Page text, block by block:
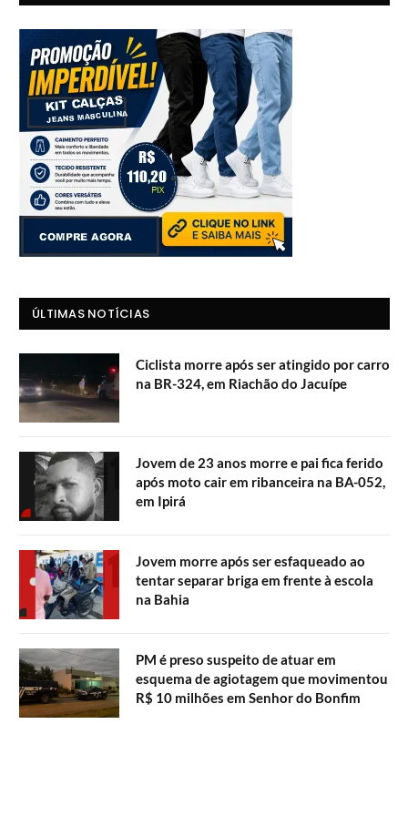
ÚLTIMAS NOTÍCIAS
Ciclista morre após ser atingido por carro
na BR-324, em Riachão do Jacuípe
Jovem de 23 anos morre e pai fica ferido
após moto cair em ribanceira na BA-052,
em Ipirá
Jovem morre após ser esfaqueado ao
tentar separar briga em frente à escola
na Bahia
PM é preso suspeito de atuar em
esquema de agiotagem que movimentou
R$ 10 milhões em Senhor do Bonfim